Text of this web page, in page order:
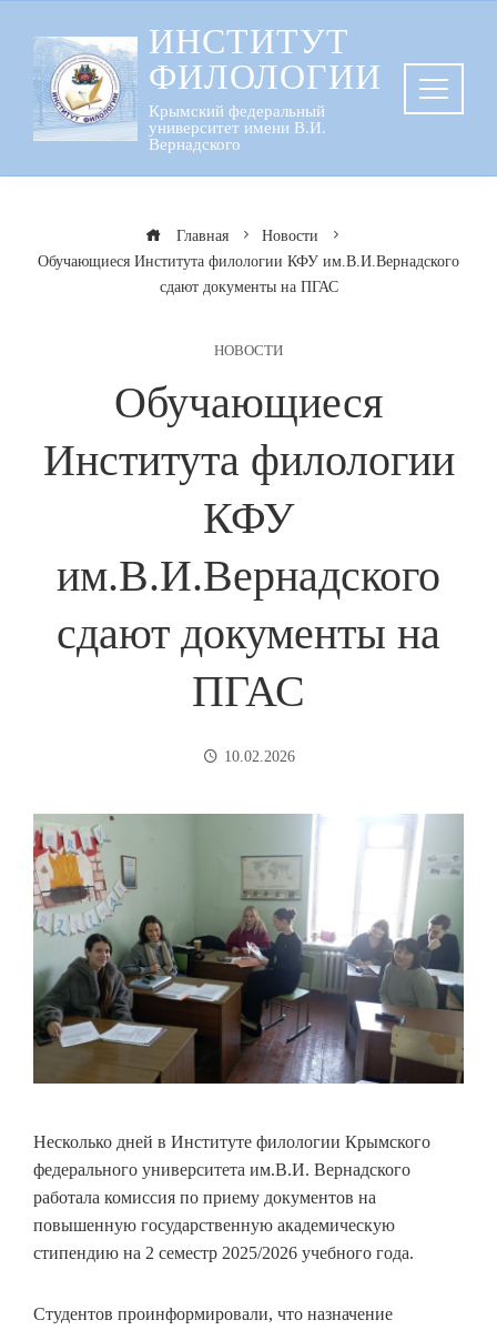
содержанию
ИНСТИТУТ
ФИЛОЛОГИИ
Крымский федеральный
университет имени В.И.
Вернадского
Главная
Новости
Обучающиеся Института филологии КФУ им.В.И.Вернадского
сдают документы на ПГАС
НОВОСТИ
Обучающиеся
Института филологии
КФУ
им.В.И.Вернадского
сдают документы на
ПГАС
10.02.2026
Несколько дней в Институте филологии Крымского
федерального университета им.В.И. Вернадского
работала комиссия по приему документов на
повышенную государственную академическую
стипендию на 2 семестр 2025/2026 учебного года.
Студентов проинформировали, что назначение